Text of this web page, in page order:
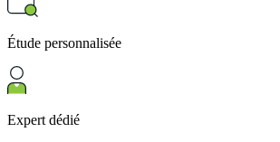
Étude personnalisée
Expert dédié